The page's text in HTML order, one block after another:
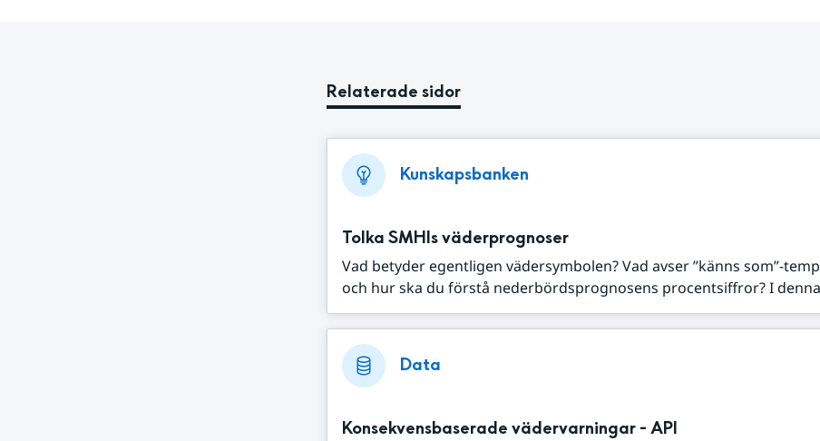
Relaterade sidor
Kunskapsbanken
Tolka SMHIs väderprognoser
Vad betyder egentligen vädersymbolen? Vad avser ”känns som”-
och hur ska du förstå nederbördsprognosens procentsiffror? I
Data
Konsekvensbaserade vädervarningar - API